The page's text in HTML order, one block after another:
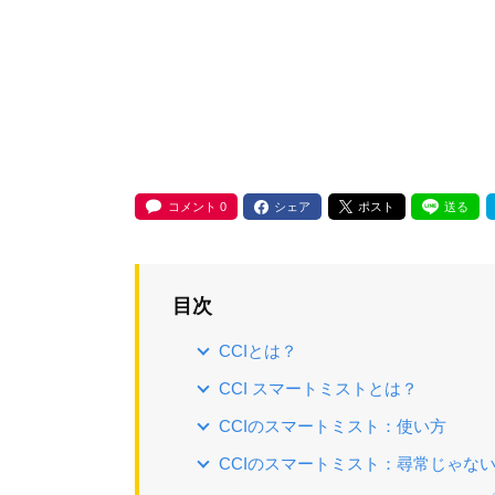
コメント 0 シェア ポスト 送る
目次
CCIとは？
CCI スマートミストとは？
CCIのスマートミスト：使い方
CCIのスマートミスト：尋常じゃな